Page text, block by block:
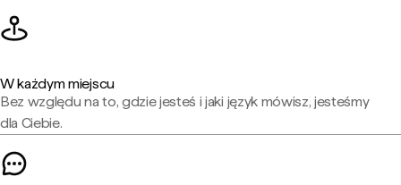
W każdym miejscu
Bez względu na to, gdzie jesteś i jaki język mówisz, jesteśmy
dla Ciebie.